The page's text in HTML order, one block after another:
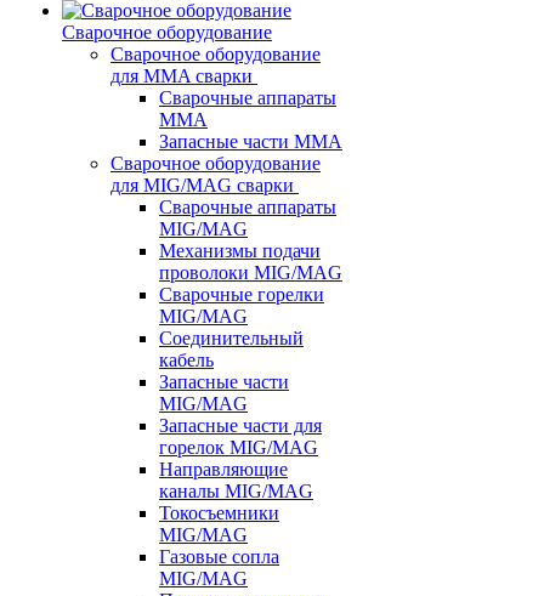
Сварочное оборудование
Сварочное оборудование
для MMA сварки
Сварочные аппараты
MMA
Запасные части MMA
Сварочное оборудование
для MIG/MAG сварки
Сварочные аппараты
MIG/MAG
Механизмы подачи
проволоки MIG/MAG
Сварочные горелки
MIG/MAG
Соединительный
кабель
Запасные части
MIG/MAG
Запасные части для
горелок MIG/MAG
Направляющие
каналы MIG/MAG
Токосъемники
MIG/MAG
Газовые сопла
MIG/MAG